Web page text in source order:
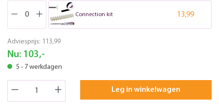
Connection kit 13,99
Adviesprijs: 113,99
Nu: 103,-
5 - 7 werkdagen
Leg in winkelwagen